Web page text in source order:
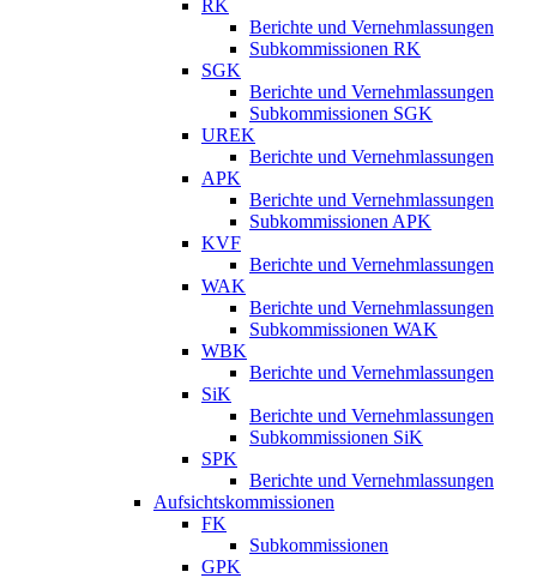
RK
Berichte und Vernehmlassungen
Subkommissionen RK
SGK
Berichte und Vernehmlassungen
Subkommissionen SGK
UREK
Berichte und Vernehmlassungen
APK
Berichte und Vernehmlassungen
Subkommissionen APK
KVF
Berichte und Vernehmlassungen
WAK
Berichte und Vernehmlassungen
Subkommissionen WAK
WBK
Berichte und Vernehmlassungen
SiK
Berichte und Vernehmlassungen
Subkommissionen SiK
SPK
Berichte und Vernehmlassungen
Aufsichtskommissionen
FK
Subkommissionen
GPK